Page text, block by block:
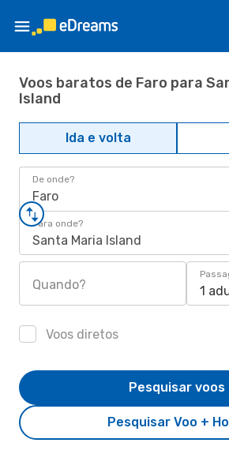
Voos baratos de Faro para
Island
Ida e volta
De onde?
Faro
Para onde?
Santa Maria Island
Quando? 1
Voos diretos
Pesquisar Voo +
Pesquisar voos